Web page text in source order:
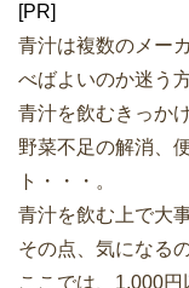
[PR]
青汁は複数のメー
べばよいのか迷う
青汁を飲むきっか
野菜不足の解消、
ト・・・。
青汁を飲む上で大
その点、気になる
ここでは、1,000